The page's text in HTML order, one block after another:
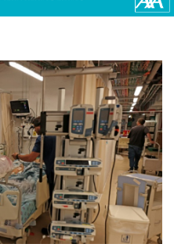
3453.955207
1.156136
5.876989
1.155995
BTN 110.001186
15.603479
3.442212
2.324897
CAD 1.613446